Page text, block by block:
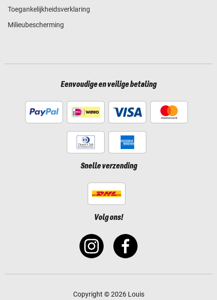
Toegankelijkheidsverklaring
Milieubescherming
Eenvoudige en veilige betaling
Snelle verzending
Volg ons!
Copyright © 2026 Louis